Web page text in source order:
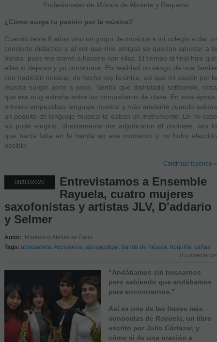
Profesionales de Música de Alicante y Requena.
¿Cómo surge tu pasión por la música?
Cuando tenía 8 años vino un grupo de músicos a mi colegio a dar un
concierto didáctico y al ver que mis amigas se querían apuntar a la
banda pues me animé a hacerlo con ellas. El tiempo al final hizo que
ellas lo dejaran y yo continuara. En realidad no vengo de una familia
con tradición musical, de hecho soy la única, así que mi pasión por la
música surgió poco a poco. Sentía que disfrutada solfeando, cosa
que era muy extraña entre los compañeros de clase. En esta época,
primero empezabas lenguaje musical y más adelante cuando sabías
un poquito de lenguaje musical te daban un instrumento. En mi caso
no pude elegirlo, directamente me adjudicaron el clarinete, era lo
que hacía falta en la banda en ese momento y no hubo elección
posible.
Continuar leyendo »
08/03/2020
Entrevistamos a Ensemble
Rayuela, cuatro mujeres
saxofonistas y artistas JLV, D'addario
y Selmer
Autor: Marketing Atelier de Celia
Tags: abrazadera Accesorios, apoyapulgar, banda de música boquilla cañas
0 comentarios
"Andábamos sin buscarnos
pero sabiendo que andábamos
para encontrarnos."
Así es una de las frases más
conocidas de Rayuela, un libro
escrito por Julio Córtazar, y
cómo si de una oración a